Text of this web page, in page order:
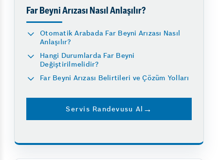
Far Beyni Arızası Nasıl Anlaşılır?
Otomatik Arabada Far Beyni Arızası Nasıl
Anlaşılır?
Hangi Durumlarda Far Beyni
Değiştirilmelidir?
Far Beyni Arızası Belirtileri ve Çözüm Yolları
Servis Randevusu Al